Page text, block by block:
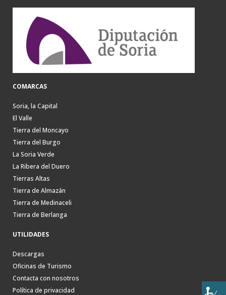
COMARCAS
Soria, la Capital
El Valle
Tierra del Moncayo
Tierra del Burgo
La Soria Verde
La Ribera del Duero
Tierras Altas
Tierra de Almazán
Tierra de Medinaceli
Tierra de Berlanga
UTILIDADES
Descargas
Oficinas de Turismo
Contacta con nosotros
Política de privacidad